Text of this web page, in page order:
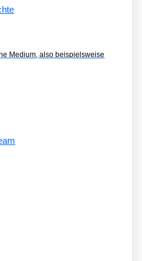
Medium, also beispielsweise